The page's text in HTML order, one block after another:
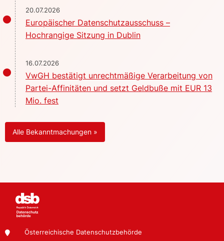
20.07.2026
Europäischer Datenschutzausschuss –
Hochrangige Sitzung in Dublin
16.07.2026
VwGH bestätigt unrechtmäßige Verarbeitung von
Partei-Affinitäten und setzt Geldbuße mit EUR 13
Mio. fest
Alle Bekanntmachungen »
Österreichische Datenschutzbehörde